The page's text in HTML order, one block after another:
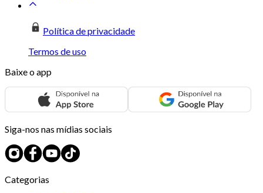
Política de privacidade
Termos de uso
Baixe o app
Siga-nos nas mídias sociais
Categorias